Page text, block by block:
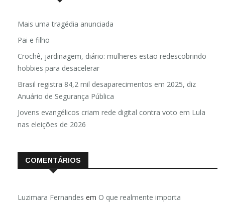
Mais uma tragédia anunciada
Pai e filho
Crochê, jardinagem, diário: mulheres estão redescobrindo
hobbies para desacelerar
Brasil registra 84,2 mil desaparecimentos em 2025, diz
Anuário de Segurança Pública
Jovens evangélicos criam rede digital contra voto em Lula
nas eleições de 2026
COMENTÁRIOS
Luzimara Fernandes em O que realmente importa